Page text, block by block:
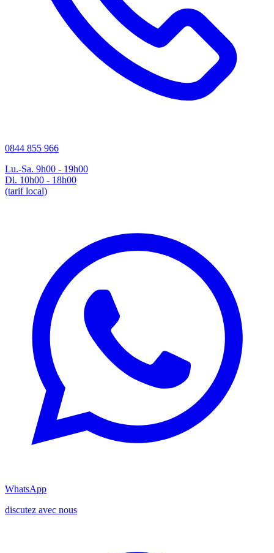
0844 855 966
Lu.-Sa. 9h00 - 19h00
Di. 10h00 - 18h00
(tarif local)
WhatsApp
discutez avec nous